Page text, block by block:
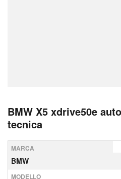
BMW X5 xdrive50e
tecnica
MARCA
BMW
MODELLO